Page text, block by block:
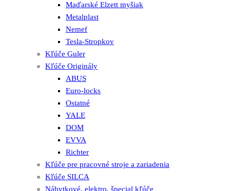
Maďarské Elzett myšiak
Metalplast
Nemef
Tesla-Stropkov
Kľúče Guler
Kľúče Originály
ABUS
Euro-locks
Ostatné
YALE
DOM
EVVA
Richter
Kľúče pre pracovné stroje a zariadenia
Kľúče SILCA
Nábytkové, elektro, špecial kľúče